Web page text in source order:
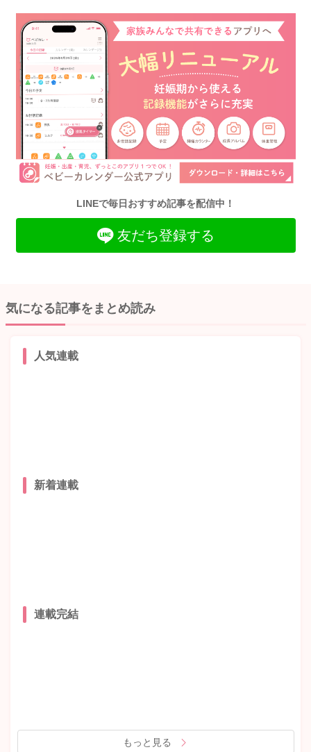
LINEで毎日おすすめ記事を配信中！
友だち登録する
気になる記事をまとめ読み
人気連載
新着連載
連載完結
もっと見る